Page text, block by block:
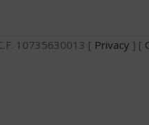
10735630013 [ Privacy ] [